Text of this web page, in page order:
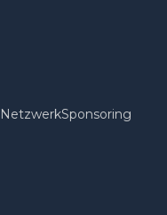
NetzwerkSponsoring